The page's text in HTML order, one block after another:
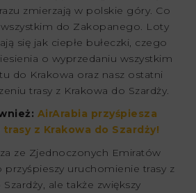
zmierzają w polskie góry. Co
do Zakopanego. Loty
się jak ciepłe bułeczki, czego
o wyprzedaniu wszystkim
do Krakowa oraz nasz ostatni
trasy z Krakowa do Szardży.
AirArabia przyśpiesza
z Krakowa do Szardży!
ze Zjednoczonych Emiratów
przyśpieszy uruchomienie trasy z
ale także zwiększy